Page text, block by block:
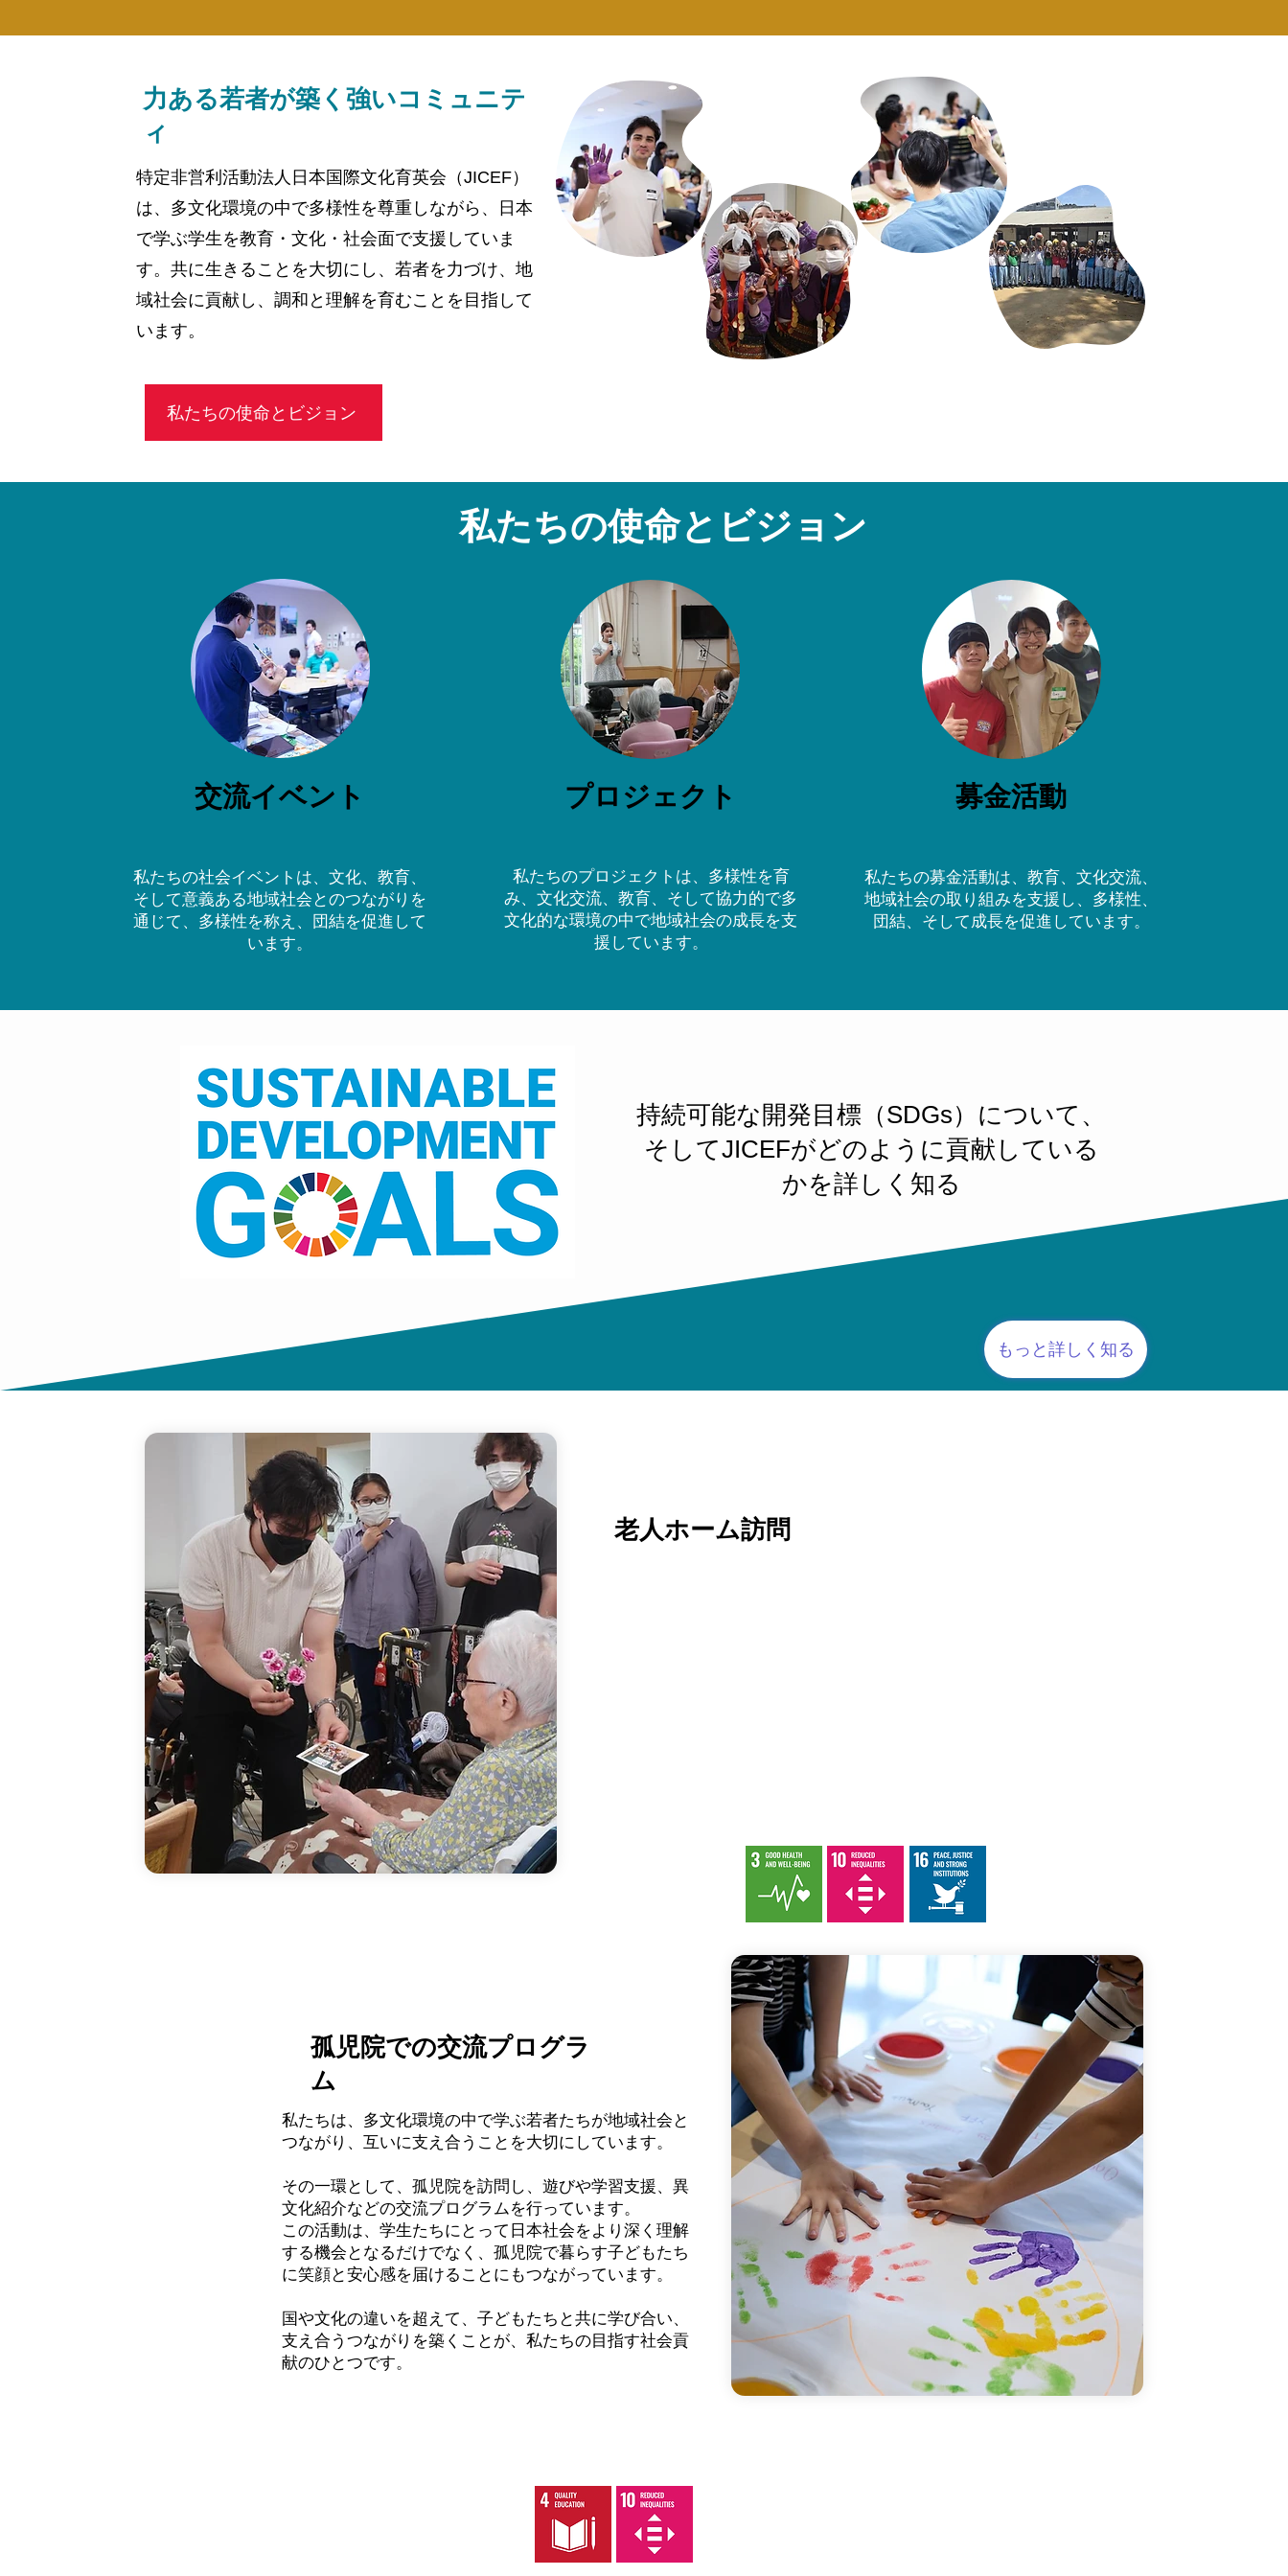
力ある若者が築く強いコミュニテ
ィ
特定非営利活動法人日本国際文化育英会（JICEF）
は、多文化環境の中で多様性を尊重しながら、日本
で学ぶ学生を教育・文化・社会面で支援していま
す。共に生きることを大切にし、若者を力づけ、地
域社会に貢献し、調和と理解を育むことを目指して
います。
私たちの使命とビジョン
私たちの使命とビジョン
交流イベント
私たちの社会イベントは、文化、教育、
そして意義ある地域社会とのつながりを
通じて、多様性を称え、団結を促進して
います。
プロジェクト
私たちのプロジェクトは、多様性を育
み、文化交流、教育、そして協力的で多
文化的な環境の中で地域社会の成長を支
援しています。
募金活動
私たちの募金活動は、教育、文化交流、
地域社会の取り組みを支援し、多様性、
団結、そして成長を促進しています。
持続可能な開発目標（SDGs）について、
そしてJICEFがどのように貢献している
かを詳しく知る
もっと詳しく知る
老人ホーム訪問
孤児院での交流プログラ
ム
私たちは、多文化環境の中で学ぶ若者たちが地域社会と
つながり、互いに支え合うことを大切にしています。
その一環として、孤児院を訪問し、遊びや学習支援、異
文化紹介などの交流プログラムを行っています。
この活動は、学生たちにとって日本社会をより深く理解
する機会となるだけでなく、孤児院で暮らす子どもたち
に笑顔と安心感を届けることにもつながっています。
国や文化の違いを超えて、子どもたちと共に学び合い、
支え合うつながりを築くことが、私たちの目指す社会貢
献のひとつです。